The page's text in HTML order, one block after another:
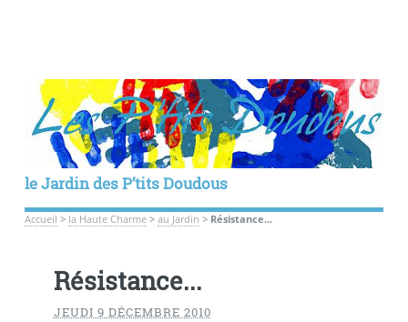
le Jardin des P’tits Doudous
Accueil > la Haute Charme> au Jardin > Résistance...
Résistance...
JEUDI 9 DÉCEMBRE 2010